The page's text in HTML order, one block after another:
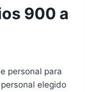
900 a
personal para
elegido